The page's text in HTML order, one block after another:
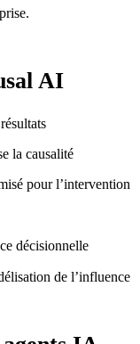
AI
la causalité
pour l’intervention
décisionnelle
de l’influence